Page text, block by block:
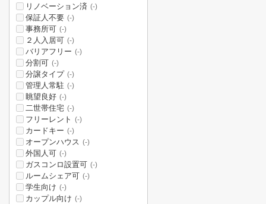
リノベーション済 (-)
保証人不要 (-)
事務所可 (-)
２人入居可 (-)
バリアフリー (-)
分割可 (-)
分譲タイプ (-)
管理人常駐 (-)
眺望良好 (-)
二世帯住宅 (-)
フリーレント (-)
カードキー (-)
オープンハウス (-)
外国人可 (-)
ガスコンロ設置可 (-)
ルームシェア可 (-)
学生向け (-)
カップル向け (-)